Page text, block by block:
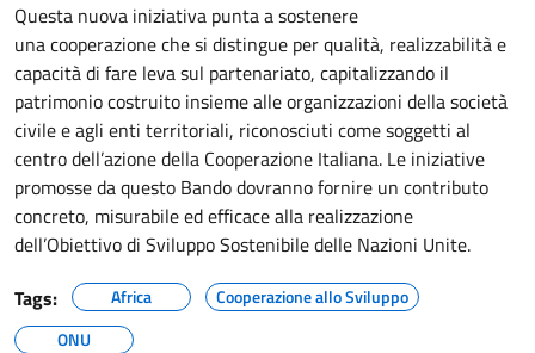
Questa nuova iniziativa punta a sostenere
una cooperazione che si distingue per qualità, realizzabilità e
capacità di fare leva sul partenariato, capitalizzando il
patrimonio costruito insieme alle organizzazioni della società
civile e agli enti territoriali, riconosciuti come soggetti al
centro dell’azione della Cooperazione Italiana. Le iniziative
promosse da questo Bando dovranno fornire un contributo
concreto, misurabile ed efficace alla realizzazione
dell’Obiettivo di Sviluppo Sostenibile delle Nazioni Unite.
Tags:
Africa
Cooperazione allo Sviluppo
ONU